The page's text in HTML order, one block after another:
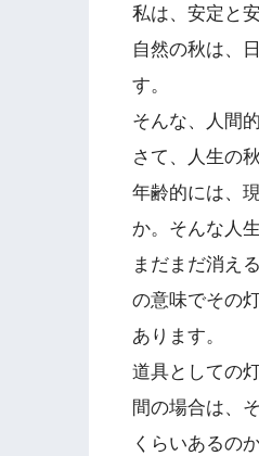
私は、安定と
自然の秋は、
す。
そんな、人間
さて、人生の
年齢的には、
か。そんな人
まだまだ消え
の意味でその
あります。
道具としての
間の場合は、
くらいあるの